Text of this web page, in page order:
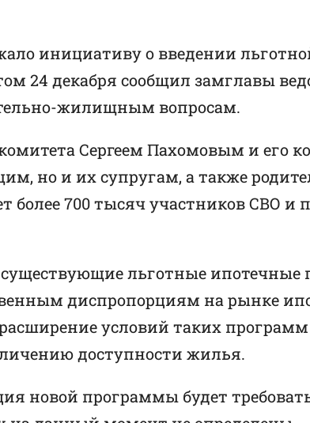
инициативу о введении
24 декабря сообщил замглавы
жилищным вопросам.
Сергеем Пахомовым и его
но и их супругам, а также
более 700 тысяч участников СВО
льготные ипотечные
диспропорциям на рынке
условий таких
доступности жилья.
новой программы будет